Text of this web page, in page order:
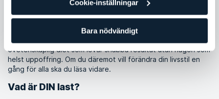
Cookie-inställningar
Bara nödvändigt
Hösten närmar sig och snart kommer garanterat en ny diet
lanseras. Var inte orolig, "hälsoexperter" har garanterat nya
ovetenskaplig diet som lovar snabba resultat utan någon som
helst uppoffring. Om du däremot vill förändra din livsstil en
gång för alla ska du läsa vidare.
Vad är DIN last?